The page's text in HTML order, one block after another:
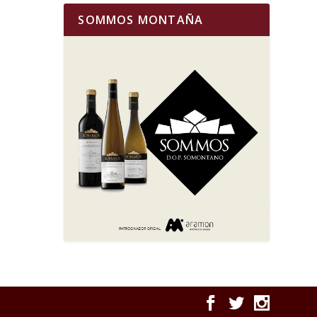
SOMMOS MONTAÑA